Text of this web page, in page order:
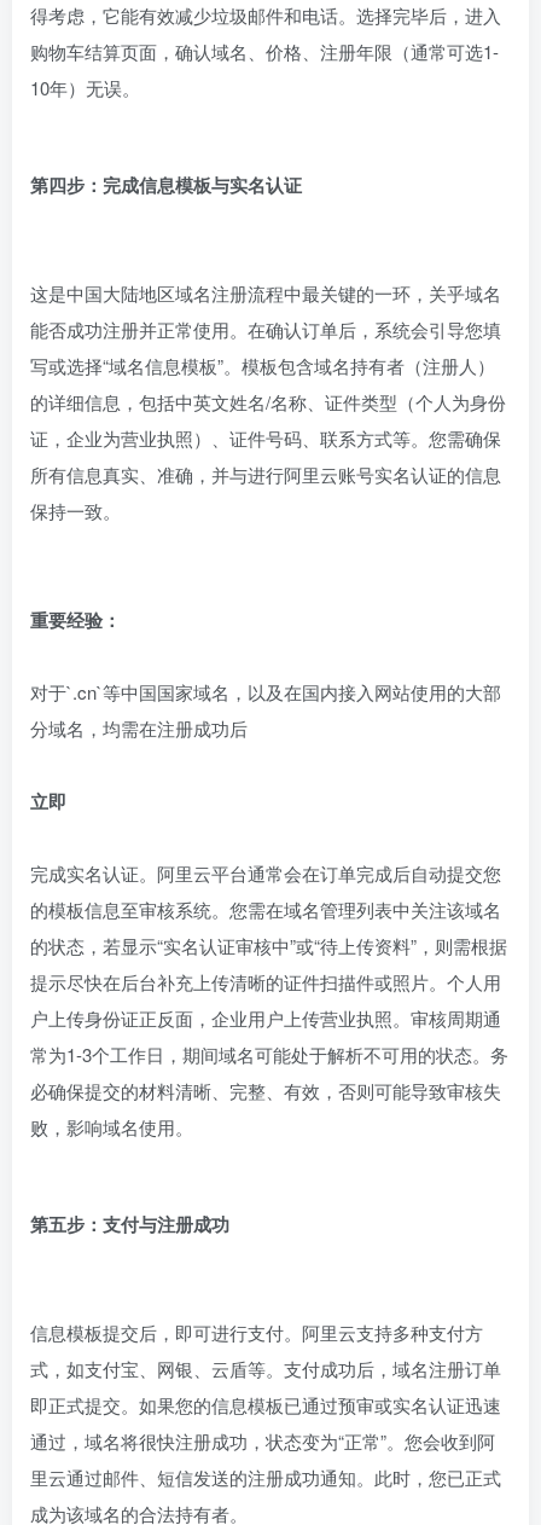
得考虑，它能有效减少垃圾邮件和电话。选择完毕后，进入
购物车结算页面，确认域名、价格、注册年限（通常可选1-
10年）无误。
第四步：完成信息模板与实名认证
这是中国大陆地区域名注册流程中最关键的一环，关乎域名
能否成功注册并正常使用。在确认订单后，系统会引导您填
写或选择“域名信息模板”。模板包含域名持有者（注册人）
的详细信息，包括中英文姓名/名称、证件类型（个人为身份
证，企业为营业执照）、证件号码、联系方式等。您需确保
所有信息真实、准确，并与进行阿里云账号实名认证的信息
保持一致。
重要经验：
对于`.cn`等中国国家域名，以及在国内接入网站使用的大部
分域名，均需在注册成功后
立即
完成实名认证。阿里云平台通常会在订单完成后自动提交您
的模板信息至审核系统。您需在域名管理列表中关注该域名
的状态，若显示“实名认证审核中”或“待上传资料”，则需根据
提示尽快在后台补充上传清晰的证件扫描件或照片。个人用
户上传身份证正反面，企业用户上传营业执照。审核周期通
常为1-3个工作日，期间域名可能处于解析不可用的状态。务
必确保提交的材料清晰、完整、有效，否则可能导致审核失
败，影响域名使用。
第五步：支付与注册成功
信息模板提交后，即可进行支付。阿里云支持多种支付方
式，如支付宝、网银、云盾等。支付成功后，域名注册订单
即正式提交。如果您的信息模板已通过预审或实名认证迅速
通过，域名将很快注册成功，状态变为“正常”。您会收到阿
里云通过邮件、短信发送的注册成功通知。此时，您已正式
成为该域名的合法持有者。